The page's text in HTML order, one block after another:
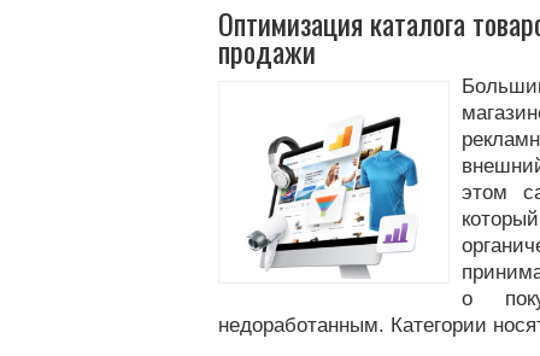
Оптимизация каталога
продажи
этом
о
недоработанным. Категории